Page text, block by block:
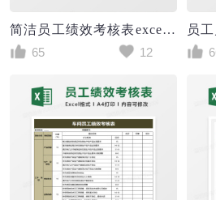
简洁员工绩效考核表excel模板
65
12